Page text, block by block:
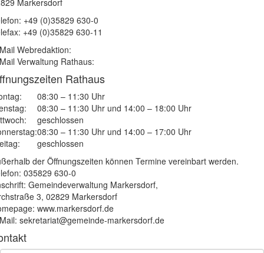
Markersdorf
+49 (0)35829 630-0
+49 (0)35829 630-11
Webredaktion:
Verwaltung Rathaus:
Rathaus
08:30 – 11:30 Uhr
08:30 – 11:30 Uhr und 14:00 – 18:00 Uhr
geschlossen
08:30 – 11:30 Uhr und 14:00 – 17:00 Uhr
geschlossen
der Öffnungszeiten können Termine vereinbart werden.
035829 630-0
Gemeindeverwaltung Markersdorf,
3, 02829 Markersdorf
www.markersdorf.de
sekretariat@gemeinde-markersdorf.de